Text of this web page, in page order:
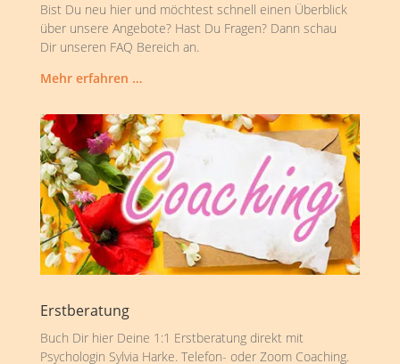
Bist Du neu hier und möchtest schnell einen Überblick
über unsere Angebote? Hast Du Fragen? Dann schau
Dir unseren FAQ Bereich an.
Mehr erfahren …
Erstberatung
Buch Dir hier Deine 1:1 Erstberatung direkt mit
Psychologin Sylvia Harke. Telefon- oder Zoom Coaching.